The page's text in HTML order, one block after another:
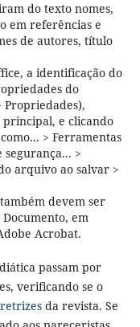
do texto nomes,
em referências e
de autores, título
a identificação do
do
e clicando
> Ferramentas
segurança... >
arquivo ao salvar >
devem ser
em
Acrobat.
passam por
verificando se o
da revista. Se